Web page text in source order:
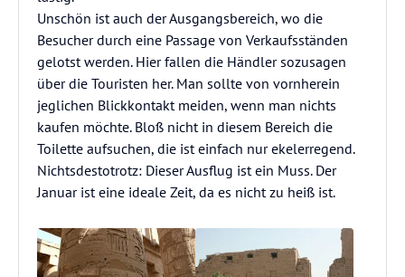
Unschön ist auch der Ausgangsbereich, wo die
Besucher durch eine Passage von Verkaufsständen
gelotst werden. Hier fallen die Händler sozusagen
über die Touristen her. Man sollte von vornherein
jeglichen Blickkontakt meiden, wenn man nichts
kaufen möchte. Bloß nicht in diesem Bereich die
Toilette aufsuchen, die ist einfach nur ekelerregend.
Nichtsdestotrotz: Dieser Ausflug ist ein Muss. Der
Januar ist eine ideale Zeit, da es nicht zu heiß ist.